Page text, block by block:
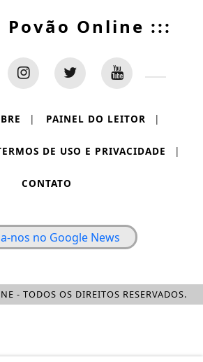
Povão Online :::
| PAINEL DO LEITOR |
DE USO E PRIVACIDADE |
CONTATO
- TODOS OS DIREITOS RESERVADOS.